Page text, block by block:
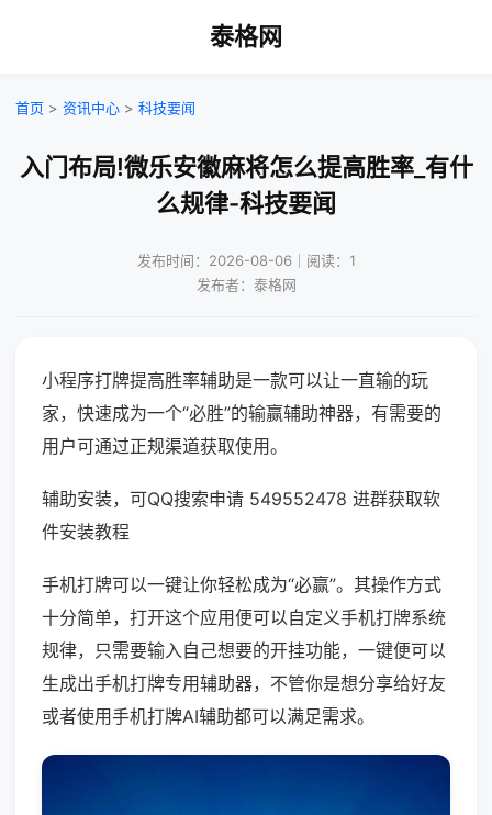
泰格网
首页 > 资讯中心 > 科技要闻
入门布局!微乐安徽麻将怎么提高胜率_有什
么规律-科技要闻
发布时间：2026-08-06｜阅读：1
发布者：泰格网
小程序打牌提高胜率辅助是一款可以让一直输的玩
家，快速成为一个“必胜”的输赢辅助神器，有需要的
用户可通过正规渠道获取使用。
辅助安装，可QQ搜索申请 549552478 进群获取软
件安装教程
手机打牌可以一键让你轻松成为“必赢”。其操作方式
十分简单，打开这个应用便可以自定义手机打牌系统
规律，只需要输入自己想要的开挂功能，一键便可以
生成出手机打牌专用辅助器，不管你是想分享给好友
或者使用手机打牌AI辅助都可以满足需求。